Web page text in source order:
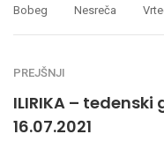
Bobeg Nesreča
PREJŠNJI
ILIRIKA –
16.07.2021